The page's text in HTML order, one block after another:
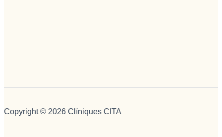
Copyright © 2026 Clíniques CITA